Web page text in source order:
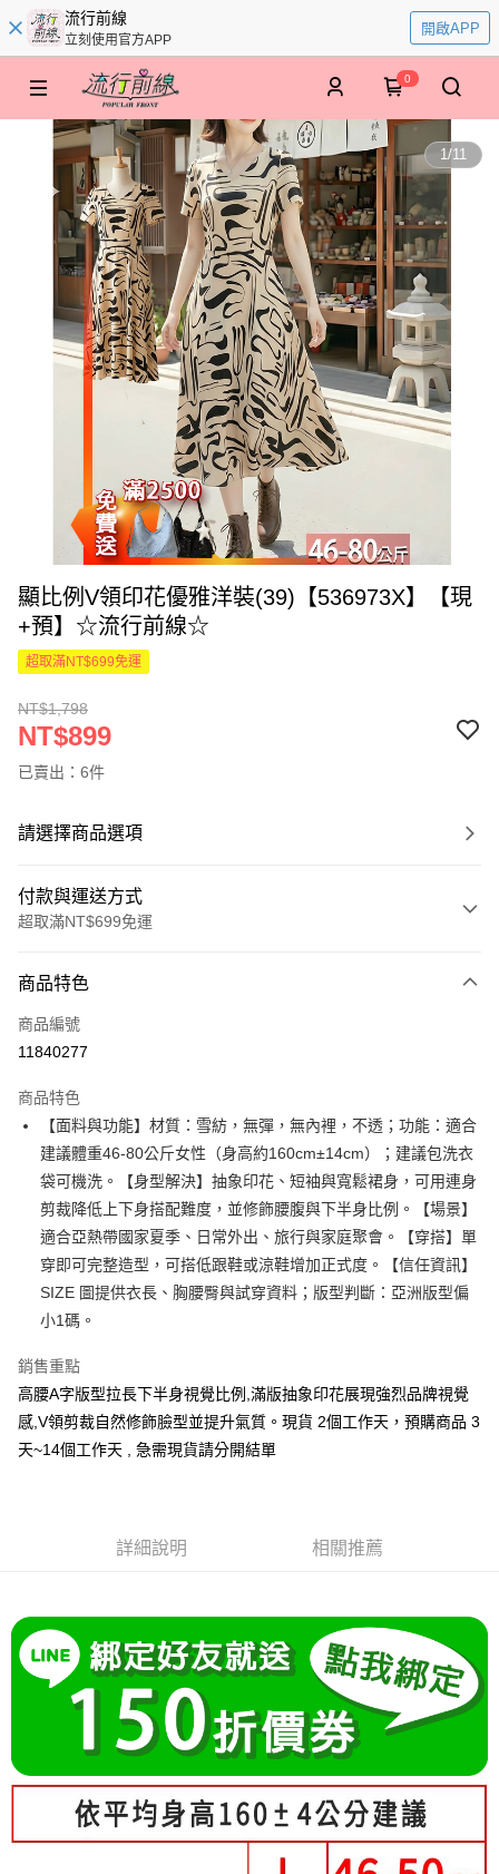
流行前線
立刻使用官方APP
開啟APP
0
1/11
顯比例V領印花優雅洋裝(39)【536973X】【現
+預】☆流行前線☆
超取滿NT$699免運
NT$1,798
NT$899
已賣出：6件
請選擇商品選項
付款與運送方式
超取滿NT$699免運
信用卡一次付款
超商取貨付款
Apple Pay
街口支付
悠遊付
Google Pay
全支付
全盈+PAY
大哥付你分期
相關說明
【大哥付你分期使用說明】
1.本服務由台灣大哥大提供，台灣大哥大用戶可立即使用無須另外申請。
2.付款方式選擇「大哥付你分期」，訂單成立後會自動跳轉到大哥付的交易
4.訂單成立30分鐘內，如未前往確認交易或遇審核未通過，訂單將自動取
消。如遇「轉專審核」未通過狀況，表示未達大哥付你分期系統評分，恕無
1.分期款項不併入電信帳單，「大哥付你分期」於每月結算日後寄送繳費提
醒簡訊。
2.透過簡訊連結打開帳單後，可選擇「超商條碼／台灣大直營門市／銀行轉
帳／街口支付／iPASS MONEY」等通路繳費。
1.本服務係由「台灣大哥大股份有限公司」（以下簡稱本公司）所提供，讓
用戶於交易時，得透過本服務購買商品或服務，並由商店將買賣／分期付款
買賣價金債權讓與本公司後，依約使用本公司帳單繳交帳款。
2.基於同意付款使用「大哥付你分期」之契約關係目的，商店將以您的個人
資料（包含姓名、電話或地址）提供予台灣大哥大進項蒐集、處理及利用，
由本公司與您本人進行分期帳單所需資料之確認、核對及更正。
https://oppay.tw/userRule
１．簡單：不需註冊會員、不需綁卡、不需儲值。
【「AFTEE先享後付」結帳流程】
１．於結帳方式選擇「AFTEE先享後付」後，將跳轉至「AFTEE先享後付」
結帳頁面，進行簡訊認證並確認金額後，即可完成結帳。
２．訂單成立數日內，您將收到繳費通知簡訊。
３．收到繳費通知簡訊後14天內，點擊此簡訊中的連結，可透過四大超商／
ATM／網路銀行／等多元方式進行付款，方視為交易完成。
※ 請注意：結帳手續完成當下不需立刻繳費，但若您需要取消訂單，請聯絡
後付繳納相關費用。
※ 交易是否成功請以「AFTEE先享後付 」之結帳頁面顯示為準，若有關於
是否繳費成功／繳費後需取消欲退款等相關疑問，請聯繫「AFTEE先享後付
「Hami Point」為中華電信所提供之點數服務，可於會員專區綁定中華電信
運送方式
全家付款取貨
每筆NT$80，滿NT$699(含以上)免運費
付款後全家取貨
每筆NT$80，滿NT$699(含以上)免運費
萊爾富取貨付款
每筆NT$80，滿NT$699(含以上)免運費
商品特色
商品編號
11840277
商品特色
【面料與功能】材質：雪紡，無彈，無內裡，不透；功能：適合
建議體重46-80公斤女性（身高約160cm±14cm）；建議包洗衣
袋可機洗。【身型解決】抽象印花、短袖與寬鬆裙身，可用連身
剪裁降低上下身搭配難度，並修飾腰腹與下半身比例。【場景】
適合亞熱帶國家夏季、日常外出、旅行與家庭聚會。【穿搭】單
穿即可完整造型，可搭低跟鞋或涼鞋增加正式度。【信任資訊】
SIZE 圖提供衣長、胸腰臀與試穿資料；版型判斷：亞洲版型偏
小1碼。
銷售重點
高腰A字版型拉長下半身視覺比例,滿版抽象印花展現強烈品牌視覺
感,V領剪裁自然修飾臉型並提升氣質。現貨 2個工作天，預購商品 3
天~14個工作天 , 急需現貨請分開結單
詳細說明 相關推薦